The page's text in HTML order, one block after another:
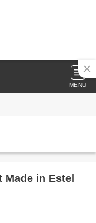
MENU
in Estel